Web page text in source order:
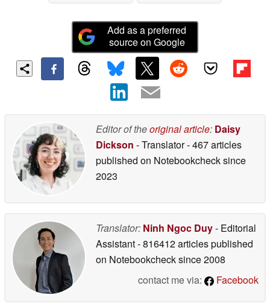
Add as a preferred
source on Google
Editor of theoriginal article: Daisy
Dickson - Translator- 467 articles
published on Notebookchecksince
2023
Translator: Ninh Ngoc Duy- Editorial
Assistant- 816412 articles published
on Notebookchecksince 2008
contact me via:
Facebook